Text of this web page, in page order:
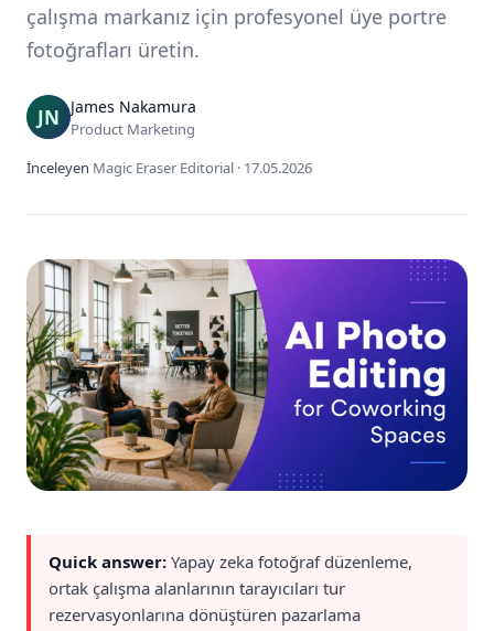
çalışma markanız için profesyonel üye portre
fotoğrafları üretin.
James Nakamura
Product Marketing
İnceleyen Magic Eraser Editorial · 17.05.2026
Quick answer: Yapay zeka fotoğraf düzenleme,
ortak çalışma alanlarının tarayıcıları tur
rezervasyonlarına dönüştüren pazarlama